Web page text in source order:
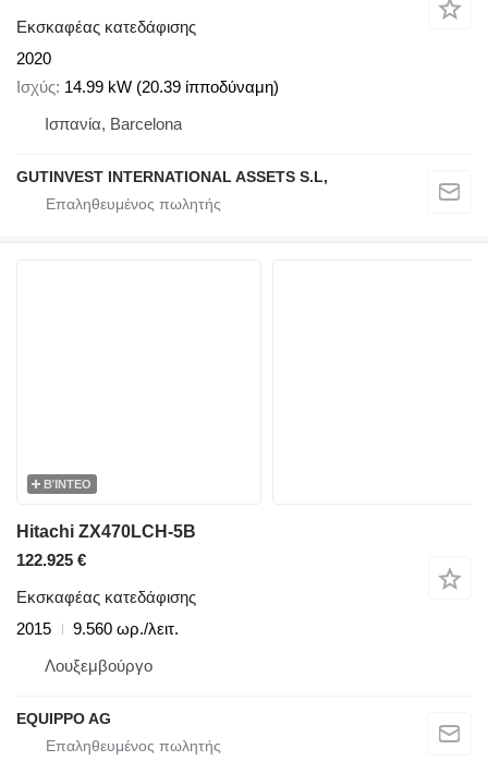
Εκσκαφέας κατεδάφισης
2020
Ισχύς 14.99 kW (20.39 ίπποδύναμη)
Ισπανία, Barcelona
GUTINVEST INTERNATIONAL ASSETS S.L,
ΒΊΝΤΕΟ
Hitachi ZX470LCH-5B
122.925 €
Εκσκαφέας κατεδάφισης
2015
9.560 ωρ./λειτ.
Λουξεμβούργο
EQUIPPO AG